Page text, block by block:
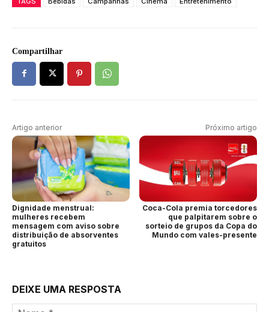
Compartilhar
Artigo anterior
Dignidade menstrual:
mulheres recebem
mensagem com aviso sobre
distribuição de absorventes
gratuitos
Próximo artigo
Coca-Cola premia torcedores
que palpitarem sobre o
sorteio de grupos da Copa do
Mundo com vales-presente
DEIXE UMA RESPOSTA